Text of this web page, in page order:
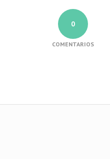
0
COMENTARIOS